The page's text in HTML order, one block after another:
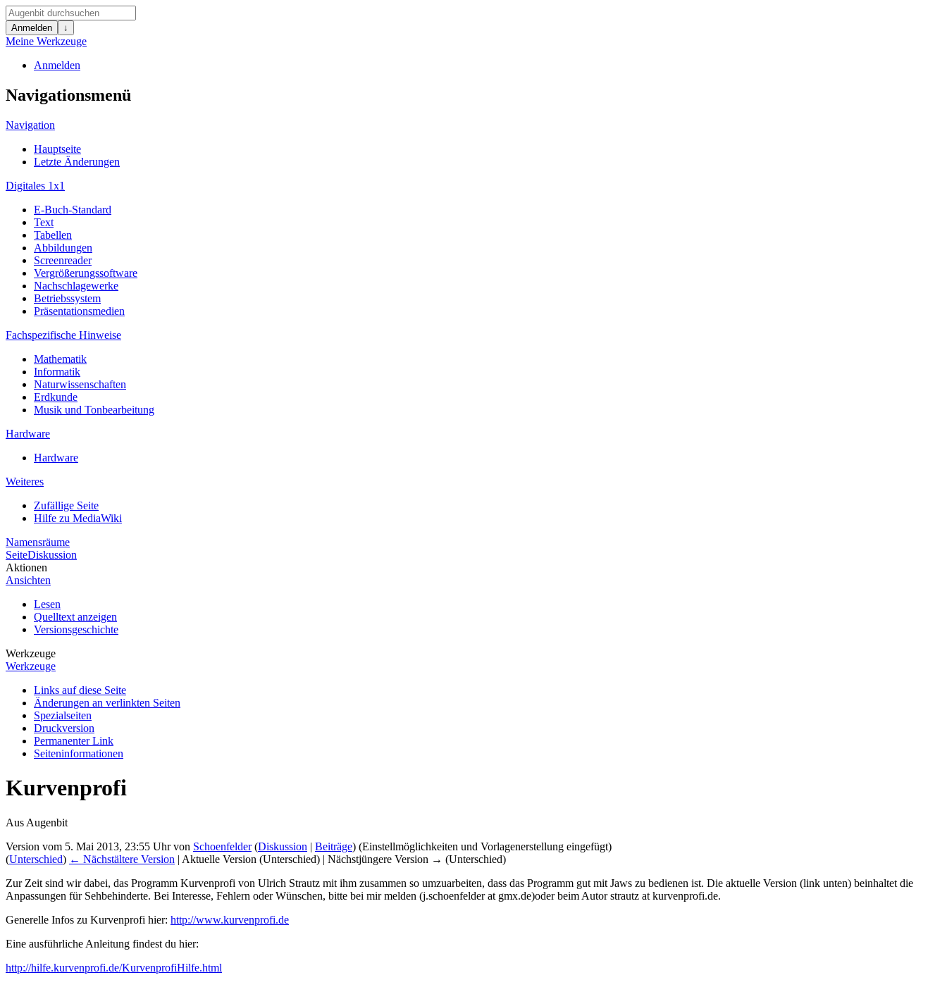
Anmelden ↓
Meine Werkzeuge
Anmelden
Navigationsmenü
Navigation
Hauptseite
Letzte Änderungen
Digitales 1x1
E-Buch-Standard
Text
Tabellen
Abbildungen
Screenreader
Vergrößerungssoftware
Nachschlagewerke
Betriebssystem
Präsentationsmedien
Fachspezifische Hinweise
Mathematik
Informatik
Naturwissenschaften
Erdkunde
Musik und Tonbearbeitung
Hardware
Hardware
Weiteres
Zufällige Seite
Hilfe zu MediaWiki
Namensräume
SeiteDiskussion
Aktionen
Ansichten
Lesen
Quelltext anzeigen
Versionsgeschichte
Werkzeuge
Werkzeuge
Links auf diese Seite
Änderungen an verlinkten Seiten
Spezialseiten
Druckversion
Permanenter Link
Seiten­­informationen
Kurvenprofi
Aus Augenbit
Version vom 5. Mai 2013, 23:55 Uhr von Schoenfelder (Diskussion | Beiträge) (Einstellmöglichkeiten und Vorlagenerstellung eingefügt)
(Unterschied) ← Nächstältere Version | Aktuelle Version (Unterschied) | Nächstjüngere Version → (Unterschied)
Zur Zeit sind wir dabei, das Programm Kurvenprofi von Ulrich Strautz mit ihm zusammen so umzuarbeiten, dass das Programm gut mit Jaws zu bedienen ist. Die aktuelle Version (link unten) beinhaltet die
Anpassungen für Sehbehinderte. Bei Interesse, Fehlern oder Wünschen, bitte bei mir melden (j.schoenfelder at gmx.de)oder beim Autor strautz at kurvenprofi.de.
Generelle Infos zu Kurvenprofi hier: http://www.kurvenprofi.de
Eine ausführliche Anleitung findest du hier:
http://hilfe.kurvenprofi.de/KurvenprofiHilfe.html